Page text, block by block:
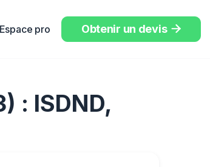
Espace pro Obtenir un devis 
: ISDND,